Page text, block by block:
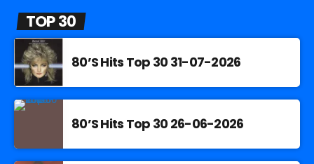
TOP 30
80’S Hits Top 30 31-07-2026
80’S Hits Top 30 26-06-2026